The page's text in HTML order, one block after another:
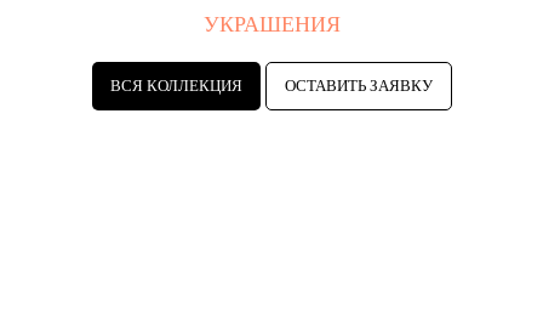
УКРАШЕНИЯ
ВСЯ КОЛЛЕКЦИЯ ОСТАВИТЬ ЗАЯВКУ